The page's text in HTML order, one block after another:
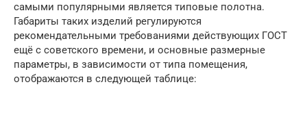
самыми популярными является типовые полотна.
Габариты таких изделий регулируются
рекомендательными требованиями действующих ГОСТ
ещё с советского времени, и основные размерные
параметры, в зависимости от типа помещения,
отображаются в следующей таблице: